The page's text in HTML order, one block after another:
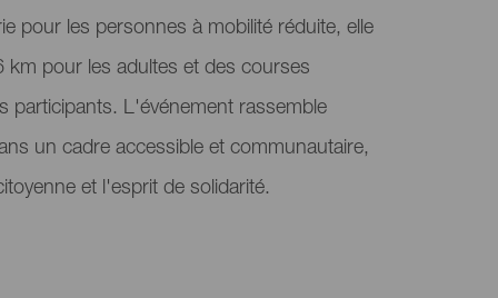
pour les personnes à mobilité réduite, elle
pour les adultes et des courses
participants. L'événement rassemble
un cadre accessible et communautaire,
et l'esprit de solidarité.